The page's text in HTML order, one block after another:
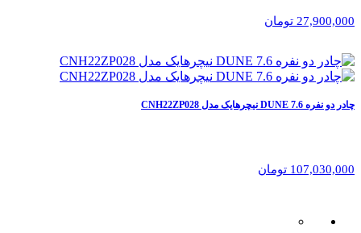
27,900,000 تومان
چادر دو نفره 7.6 DUNE نیچرهایک مدل CNH22ZP028
107,030,000 تومان